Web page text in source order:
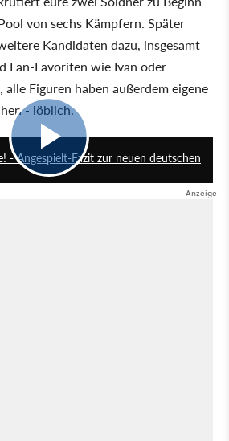
von sechs Kämpfern. Später
Kandidaten dazu, insgesamt
Fan-Favoriten wie Ivan oder
Figuren haben außerdem eigene
- löblich.
- Angespielt-Fazit zur neuen deutschen